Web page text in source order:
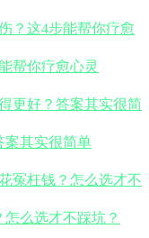
帮你疗愈心灵
案其实很简单
么选才不踩坑？